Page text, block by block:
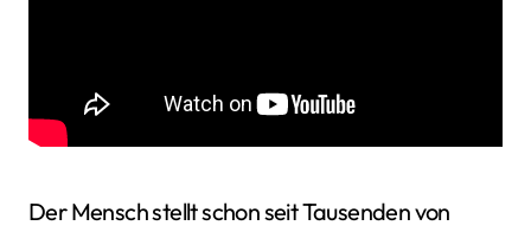
Der Mensch stellt schon seit Tausenden von